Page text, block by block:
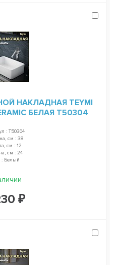
НАКЛАДНАЯ TEYMI
БЕЛАЯ T50304
: T50304
см : 38
см : 12
см : 24
: Белый
₽